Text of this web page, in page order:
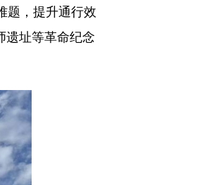
题，提升通行效
遗址等革命纪念